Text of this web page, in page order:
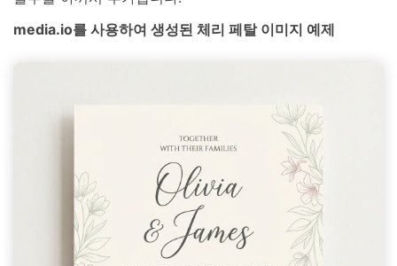
media.io를 사용하여 생성된 체리 페탈 이미지 예제